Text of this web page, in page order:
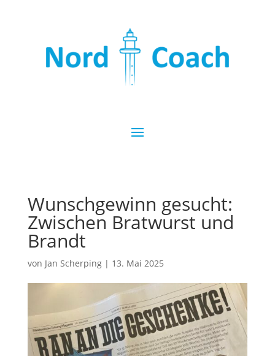
Wunschgewinn gesucht:
Zwischen Bratwurst und
Brandt
von Jan Scherping| 13. Mai 2025